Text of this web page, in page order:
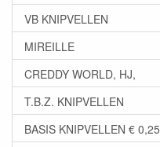
VB KNIPVELLEN
MIREILLE
CREDDY WORLD, HJ,
T.B.Z. KNIPVELLEN
BASIS KNIPVELLEN € 0,25